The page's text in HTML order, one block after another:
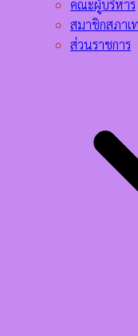
คณะผู้บริหาร
สมาชิกสภาเ
ส่วนราชการ